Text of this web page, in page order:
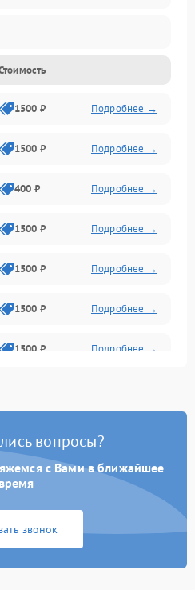
и аккумулятором
корпусом и другие
1500 ₽ Подробнее →
1500 ₽ Подробнее →
400 ₽ Подробнее →
1500 ₽ Подробнее →
1500 ₽ Подробнее →
1500 ₽ Подробнее →
1500 ₽ Подробнее →
вопросы?
с Вами в ближайшее
время
звонок